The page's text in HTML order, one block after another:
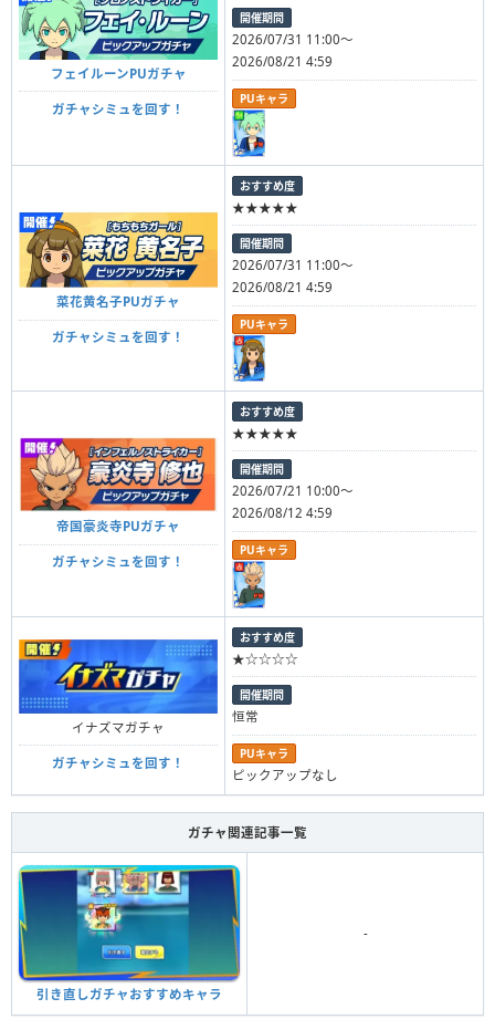
フェイルーンPUガチャ
ガチャシミュを回す！
開催期間
2026/07/31 11:00～
2026/08/21 4:59
PUキャラ
菜花黄名子PUガチャ
ガチャシミュを回す！
おすすめ度
★★★★★
開催期間
2026/07/31 11:00～
2026/08/21 4:59
PUキャラ
帝国豪炎寺PUガチャ
ガチャシミュを回す！
おすすめ度
★★★★★
開催期間
2026/07/21 10:00～
2026/08/12 4:59
PUキャラ
イナズマガチャ
ガチャシミュを回す！
おすすめ度
★☆☆☆☆
開催期間
恒常
PUキャラ
ピックアップなし
ガチャ関連記事一覧
引き直しガチャおすすめキャラ
-